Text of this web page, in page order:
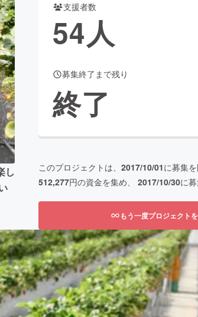
ューティー・ヘルスケア
Creation
ミュニティ
し
支援者数
54人
募集終了まで残り
終了
このプロジェクトは、 2017/10/01に募集を
512,277円の資金を集め、 2017/10/30に
もう一度プロジェクト